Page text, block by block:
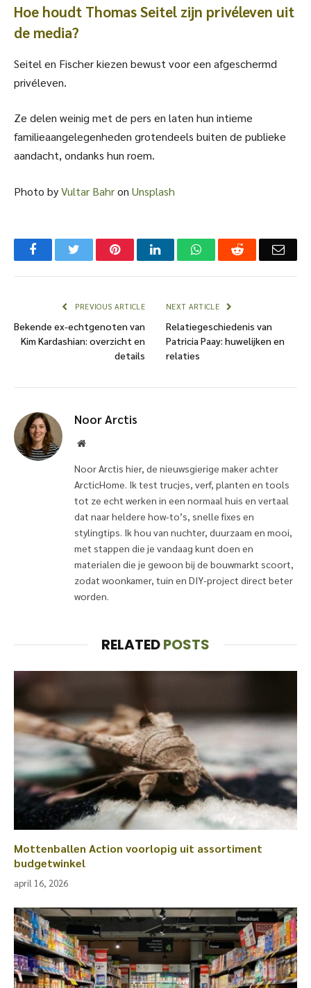
Hoe houdt Thomas Seitel zijn privéleven uit
de media?
Seitel en Fischer kiezen bewust voor een afgeschermd
privéleven.
Ze delen weinig met de pers en laten hun intieme
familieaangelegenheden grotendeels buiten de publieke
aandacht, ondanks hun roem.
Photo byVultar Bahron Unsplash
FacebookTwitter PinterestLinkedInWhatsAppReddit
PREVIOUS ARTICLE
Bekende ex-echtgenoten van
Kim Kardashian: overzicht en
details
NEXT ARTICLE
Relatiegeschiedenis van
Patricia Paay: huwelijken en
relaties
Noor Arctis
Website
Noor Arctis hier, de nieuwsgierige maker achter
ArcticHome. Ik test trucjes, verf, planten en tools
tot ze echt werken in een normaal huis en vertaal
dat naar heldere how-to’s, snelle fixes en
stylingtips. Ik hou van nuchter, duurzaam en mooi,
met stappen die je vandaag kunt doen en
materialen die je gewoon bij de bouwmarkt scoort,
zodat woonkamer, tuin en DIY-project direct beter
worden.
RELATEDPOSTS
Mottenballen Action voorlopig uit assortiment
budgetwinkel
april 16, 2026